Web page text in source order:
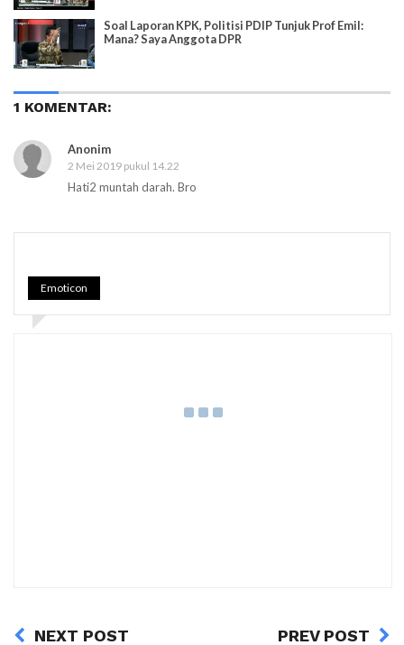
Soal Laporan KPK, Politisi PDIP Tunjuk Prof Emil:
Mana? Saya Anggota DPR
1 KOMENTAR:
Anonim
2 Mei 2019 pukul 14.22
Hati2 muntah darah. Bro
Emoticon
NEXT POST PREV POST